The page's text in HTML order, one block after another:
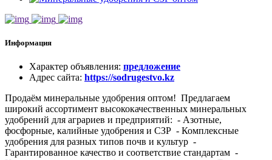
Информация
Характер объявления: предложение
Адрес сайта: https://sodrugestvo.kz
Продаём минеральные удобрения оптом! Предлагаем
широкий ассортимент высококачественных минеральных
удобрений для аграриев и предприятий: - Азотные,
фосфорные, калийные удобрения и СЗР - Комплексные
удобрения для разных типов почв и культур -
Гарантированное качество и соответствие стандартам -